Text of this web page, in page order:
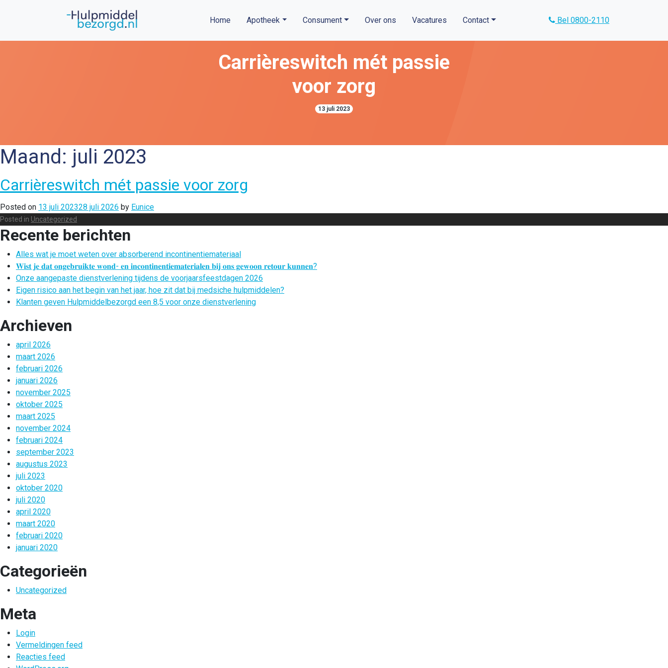
Home Apotheek Consument Over ons Vacatures Contact Bel 0800-2110
Carrièreswitch mét passie
voor zorg
13 juli 2023
Maand: juli 2023
Carrièreswitch mét passie voor zorg
Posted on 13 juli 202328 juli 2026 by Eunice
Posted in Uncategorized
Recente berichten
Alles wat je moet weten over absorberend incontinentiemateriaal
𝐖𝐢𝐬𝐭 𝐣𝐞 𝐝𝐚𝐭 𝐨𝐧𝐠𝐞𝐛𝐫𝐮𝐢𝐤𝐭𝐞 𝐰𝐨𝐧𝐝- 𝐞𝐧 𝐢𝐧𝐜𝐨𝐧𝐭𝐢𝐧𝐞𝐧𝐭𝐢𝐞𝐦𝐚𝐭𝐞𝐫𝐢𝐚𝐥𝐞𝐧 𝐛𝐢𝐣 𝐨𝐧𝐬 𝐠𝐞𝐰𝐨𝐨𝐧 𝐫𝐞𝐭𝐨𝐮𝐫 𝐤𝐮𝐧𝐧𝐞𝐧?
Onze aangepaste dienstverlening tijdens de voorjaarsfeestdagen 2026
Eigen risico aan het begin van het jaar, hoe zit dat bij medsiche hulpmiddelen?
Klanten geven Hulpmiddelbezorgd een 8,5 voor onze dienstverlening
Archieven
april 2026
maart 2026
februari 2026
januari 2026
november 2025
oktober 2025
maart 2025
november 2024
februari 2024
september 2023
augustus 2023
juli 2023
oktober 2020
juli 2020
april 2020
maart 2020
februari 2020
januari 2020
Categorieën
Uncategorized
Meta
Login
Vermeldingen feed
Reacties feed